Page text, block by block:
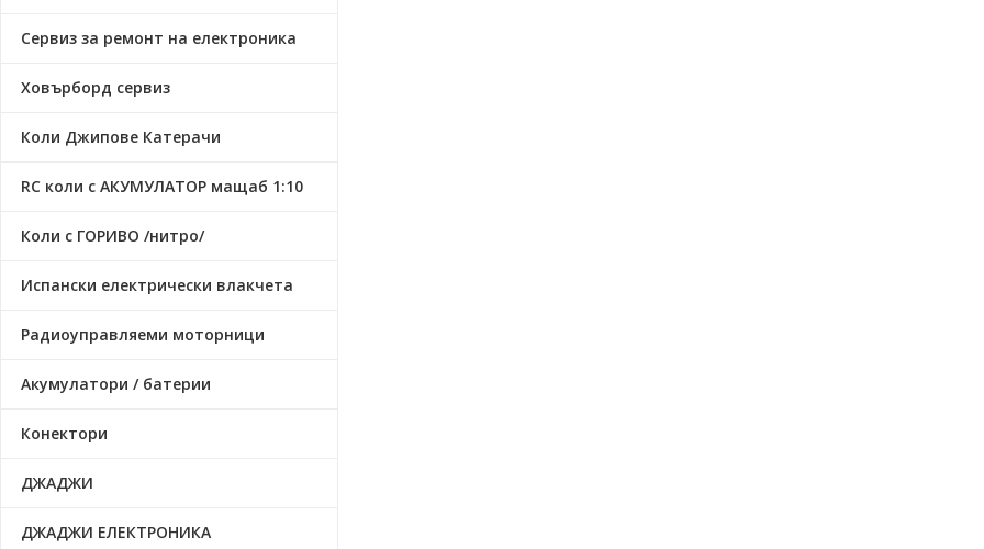
Сервиз за ремонт на електроника
Ховърборд сервиз
Коли Джипове Катерачи
RC коли с АКУМУЛАТОР мащаб 1:10
Коли с ГОРИВО /нитро/
Испански електрически влакчета
Радиоуправляеми моторници
Акумулатори / батерии
Конектори
ДЖАДЖИ
ДЖАДЖИ ЕЛЕКТРОНИКА